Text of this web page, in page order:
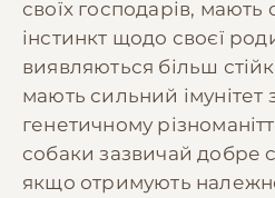
своїх господарів,
інстинкт щодо своєї
виявляються більш
мають сильний імунітет
генетичному
собаки зазвичай добре
якщо отримують